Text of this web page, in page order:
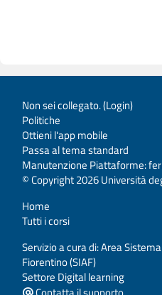
Non sei collegato. (Login)
Politiche
Ottieni l'app mobile
Passa al tema standard
Manutenzione Piattaforme:
© Copyright 2026 Università
Home
Tutti i corsi
Servizio a cura di: Area
Fiorentino (SIAF)
Settore Digital learning